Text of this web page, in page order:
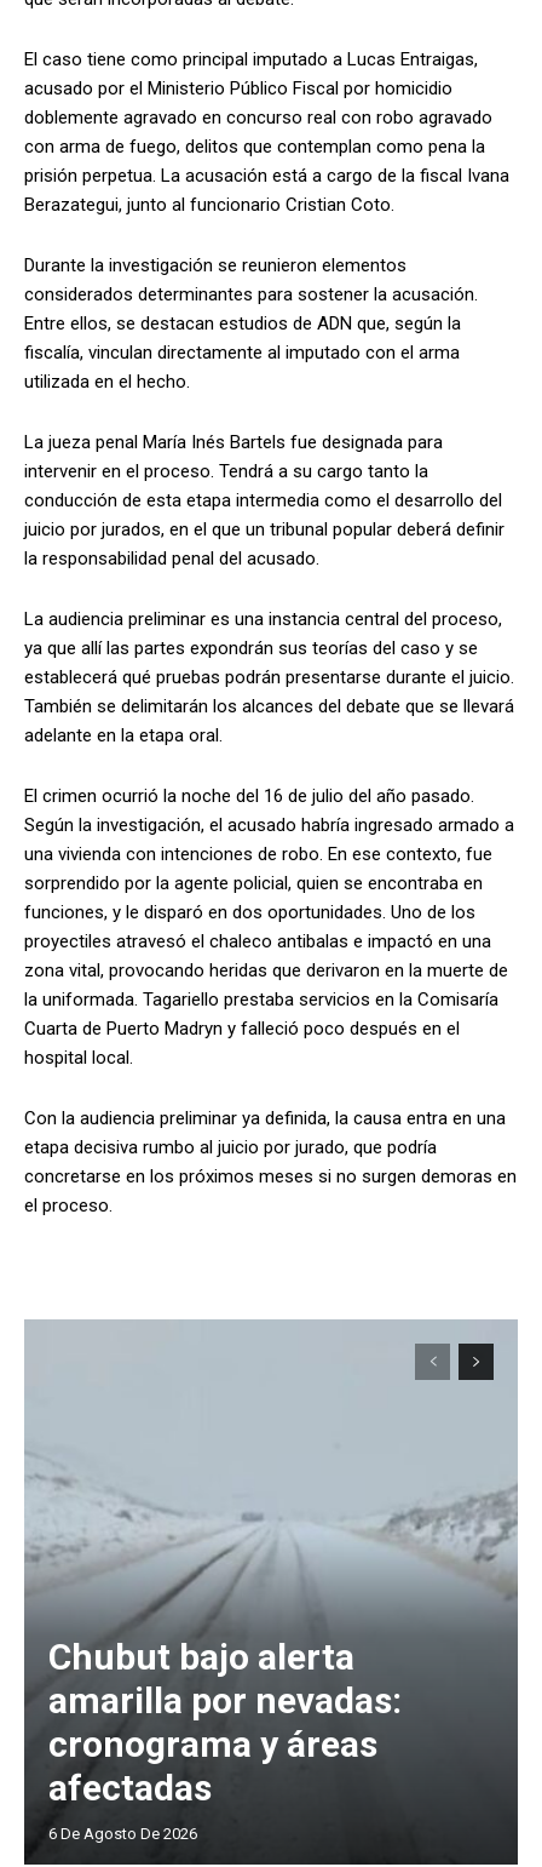
El caso tiene como principal imputado a Lucas Entraigas,
acusado por el Ministerio Público Fiscal por homicidio
doblemente agravado en concurso real con robo agravado
con arma de fuego, delitos que contemplan como pena la
prisión perpetua. La acusación está a cargo de la fiscal Ivana
Berazategui, junto al funcionario Cristian Coto.
Durante la investigación se reunieron elementos
considerados determinantes para sostener la acusación.
Entre ellos, se destacan estudios de ADN que, según la
fiscalía, vinculan directamente al imputado con el arma
utilizada en el hecho.
La jueza penal María Inés Bartels fue designada para
intervenir en el proceso. Tendrá a su cargo tanto la
conducción de esta etapa intermedia como el desarrollo del
juicio por jurados, en el que un tribunal popular deberá definir
la responsabilidad penal del acusado.
La audiencia preliminar es una instancia central del proceso,
ya que allí las partes expondrán sus teorías del caso y se
establecerá qué pruebas podrán presentarse durante el juicio.
También se delimitarán los alcances del debate que se llevará
adelante en la etapa oral.
El crimen ocurrió la noche del 16 de julio del año pasado.
Según la investigación, el acusado habría ingresado armado a
una vivienda con intenciones de robo. En ese contexto, fue
sorprendido por la agente policial, quien se encontraba en
funciones, y le disparó en dos oportunidades. Uno de los
proyectiles atravesó el chaleco antibalas e impactó en una
zona vital, provocando heridas que derivaron en la muerte de
la uniformada. Tagariello prestaba servicios en la Comisaría
Cuarta de Puerto Madryn y falleció poco después en el
hospital local.
Con la audiencia preliminar ya definida, la causa entra en una
etapa decisiva rumbo al juicio por jurado, que podría
concretarse en los próximos meses si no surgen demoras en
el proceso.
Chubut bajo alerta
amarilla por nevadas:
cronograma y áreas
afectadas
6 De Agosto De 2026